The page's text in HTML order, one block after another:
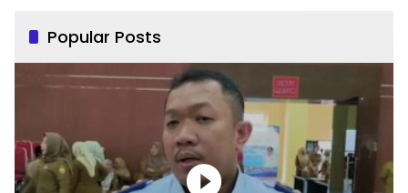
Popular Posts